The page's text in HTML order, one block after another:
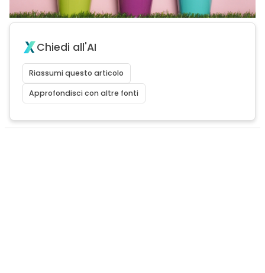
Chiedi all'AI
Riassumi questo articolo
Approfondisci con altre fonti